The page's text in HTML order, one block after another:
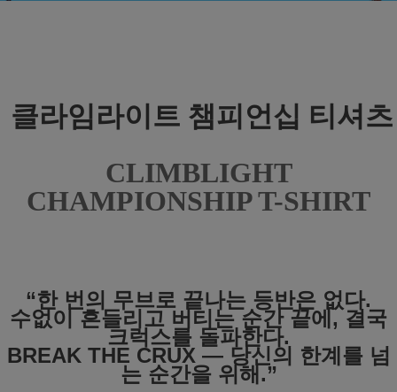
클라임라이트 챔피언십 티셔츠
CLIMBLIGHT
CHAMPIONSHIP T-SHIRT
“한 번의 무브로 끝나는 등반은 없다.
수없이 흔들리고 버티는 순간 끝에, 결국
크럭스를 돌파한다.
BREAK THE CRUX — 당신의 한계를 넘
는 순간을 위해.”